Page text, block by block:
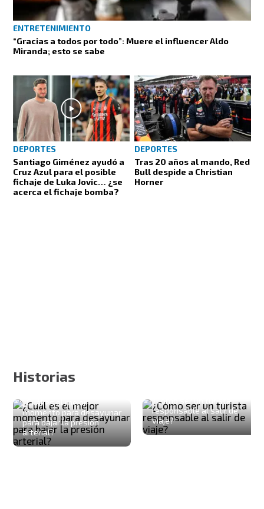
ENTRETENIMIENTO
“Gracias a todos por todo”: Muere el influencer Aldo
Miranda; esto se sabe
DEPORTES
Santiago Giménez ayudó a
Cruz Azul para el posible
fichaje de Luka Jovic… ¿se
acerca el fichaje bomba?
DEPORTES
Tras 20 años al mando, Red
Bull despide a Christian
Horner
Historias
¿Cuál es el mejor
momento para desayunar
para bajar la presión
arterial?
¿Cómo ser un turista
responsable al salir de
viaje?